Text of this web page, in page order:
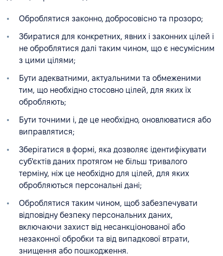
Оброблятися законно, добросовісно та прозоро;
Збиратися для конкретних, явних і законних цілей і
не оброблятися далі таким чином, що є несумісним
з цими цілями;
Бути адекватними, актуальними та обмеженими
тим, що необхідно стосовно цілей, для яких їх
обробляють;
Бути точними і, де це необхідно, оновлюватися або
виправлятися;
Зберігатися в формі, яка дозволяє ідентифікувати
суб'єктів даних протягом не більш тривалого
терміну, ніж це необхідно для цілей, для яких
обробляються персональні дані;
Оброблятися таким чином, щоб забезпечувати
відповідну безпеку персональних даних,
включаючи захист від несанкціонованої або
незаконної обробки та від випадкової втрати,
знищення або пошкодження.